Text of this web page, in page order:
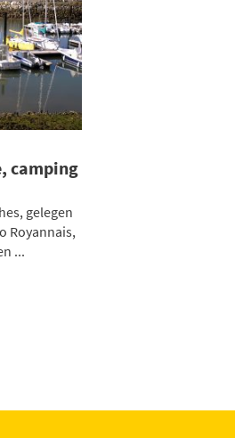
camping
gelegen
Royannais,
...